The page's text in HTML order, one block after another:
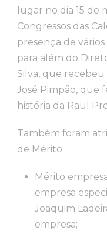
lugar no dia 15 de
Congressos das
presença de
para além do
Silva, que
José Pimpão, que
história da Raul
Também foram
de Mérito:
Mérito
empresa
Joaquim
empresa;